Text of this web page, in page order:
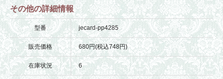
その他の詳細情報
型番 jecard-pp4285
販売価格 680円(税込748円)
在庫状況 6